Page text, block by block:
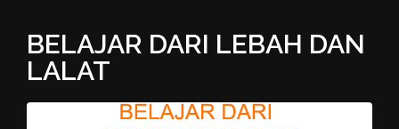
BELAJAR DARI LEBAH DAN
LALAT